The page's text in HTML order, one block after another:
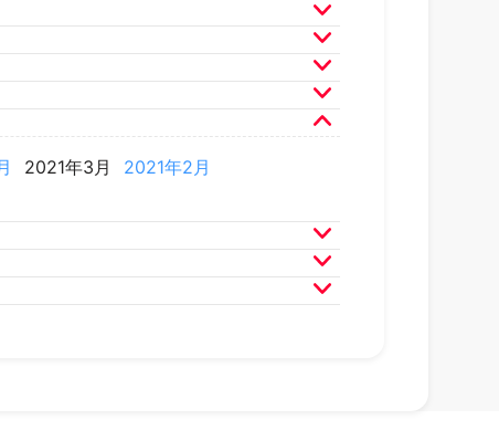
2025年3月 2025年2月
2024年3月 2024年2月
2023年3月 2023年2月
2022年3月
2022年2月
2021年3月
2021年2月
2020年3月 2020年2月
2019年3月 2019年2月